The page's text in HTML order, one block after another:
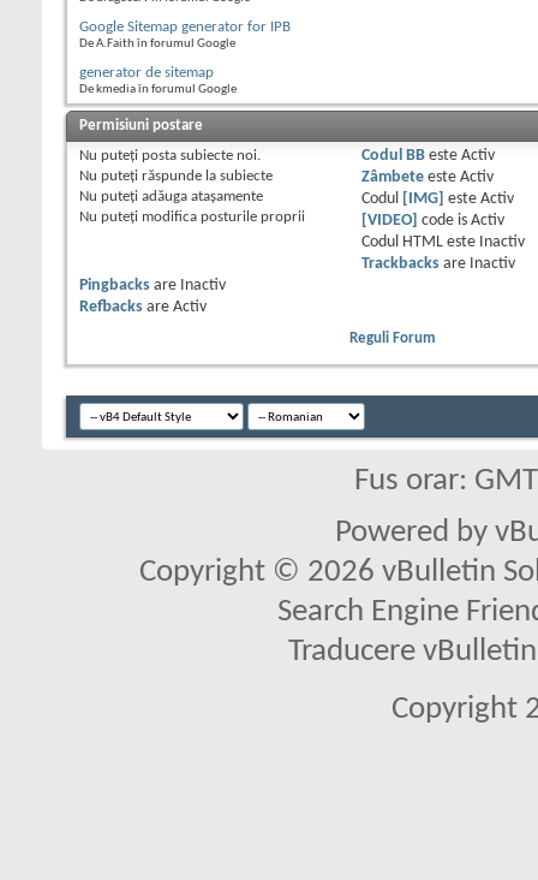
Google Sitemap generator for IPB
De A.Faith în forumul Google
generator de sitemap
De kmedia în forumul Google
Permisiuni postare
Nu puteţi posta subiecte noi.
Nu puteţi răspunde la subiecte
Nu puteţi adăuga ataşamente
Nu puteţi modifica posturile proprii
Codul BBeste Activ
Zâmbeteeste Activ
Codul
[IMG] este Activ
[VIDEO]
code is Activ
Codul HTML este
Inactiv
Trackbacksare
Inactiv
Pingbacks are
Inactiv
Refbacks are Activ
Reguli Forum
Fus orar:
Powered by
Copyright © 2026 vBulletin
Search Engine
Traducere
Copyright